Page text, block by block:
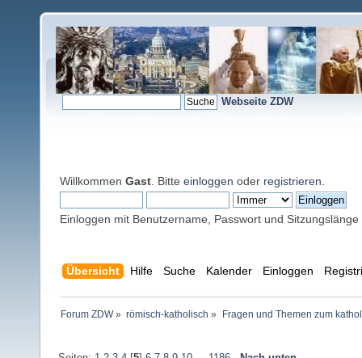
Webseite ZDW
Willkommen Gast . Bitte einloggen oder registrieren
Einloggen mit Benutzername, Passwort und Sitzungslänge
Übersicht Hilfe Suche Kalender Einloggen
Forum ZDW» römisch-katholisch » Fragen und Themen zum